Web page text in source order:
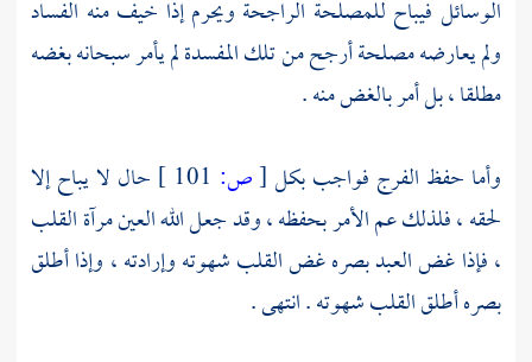
الوسائل فيباح للمصلحة الراجحة ويحرم إذا خيف منه الفساد
ولم يعارضه مصلحة أرجح من تلك المفسدة لم يأمر سبحانه بغضه
مطلقا ، بل أمر بالغض منه .
وأما حفظ الفرج فواجب بكل[ص:
حال لا يباح إلا
لحقه ، فلذلك عم الأمر بحفظه ، وقد جعل الله العين مرآة القلب
، فإذا غض العبد بصره غض القلب شهوته وإرادته ، وإذا أطلق
بصره أطلق القلب شهوته . انتهى .